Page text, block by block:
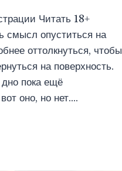
Читать 18+
смысл опуститься на
оттолкнуться, чтобы
на поверхность.
пока ещё
оно, но нет….